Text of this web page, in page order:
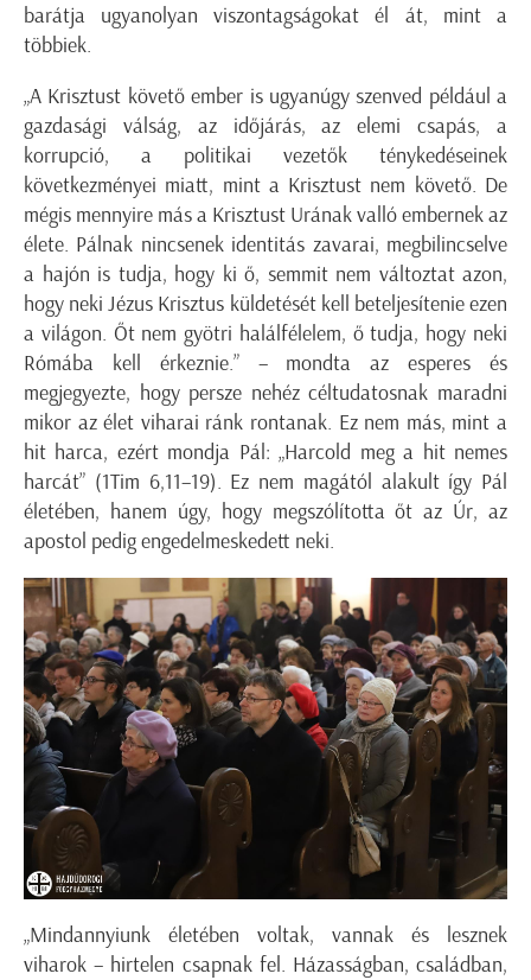
barátja ugyanolyan viszontagságokat él át, mint a
többiek.
„A Krisztust követő ember is ugyanúgy szenved például a
gazdasági válság, az időjárás, az elemi csapás, a
korrupció, a politikai vezetők ténykedéseinek
következményei miatt, mint a Krisztust nem követő. De
mégis mennyire más a Krisztust Urának valló embernek az
élete. Pálnak nincsenek identitás zavarai, megbilincselve
a hajón is tudja, hogy ki ő, semmit nem változtat azon,
hogy neki Jézus Krisztus küldetését kell beteljesítenie ezen
a világon. Őt nem gyötri halálfélelem, ő tudja, hogy neki
Rómába kell érkeznie.” – mondta az esperes és
megjegyezte, hogy persze nehéz céltudatosnak maradni
mikor az élet viharai ránk rontanak. Ez nem más, mint a
hit harca, ezért mondja Pál: „Harcold meg a hit nemes
harcát” (1Tim 6,11–19). Ez nem magától alakult így Pál
életében, hanem úgy, hogy megszólította őt az Úr, az
apostol pedig engedelmeskedett neki.
„Mindannyiunk életében voltak, vannak és lesznek
viharok – hirtelen csapnak fel. Házasságban, családban,